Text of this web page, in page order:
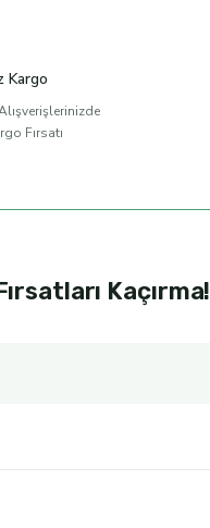
Kargo
Fırsatı
Kaçırma!